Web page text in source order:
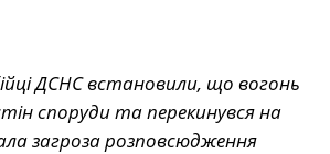
ДСНС встановили, що вогонь
споруди та перекинувся на
загроза розповсюдження